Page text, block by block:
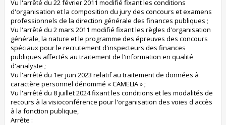
Vu l'arrêté du 22 février 2011 modifié fixant les conditions
d'organisation et la composition du jury des concours et examens
professionnels de la direction générale des finances publiques ;
Vu l'arrêté du 2 mars 2011 modifié fixant les règles d'organisation
générale, la nature et le programme des épreuves des concours
spéciaux pour le recrutement d'inspecteurs des finances
publiques affectés au traitement de l'information en qualité
d'analyste ;
Vu l'arrêté du 1er juin 2023 relatif au traitement de données à
caractère personnel dénommé « CAMELIA » ;
Vu l'arrêté du 8 juillet 2024 fixant les conditions et les modalités de
recours à la visioconférence pour l'organisation des voies d'accès
à la fonction publique,
Arrête :